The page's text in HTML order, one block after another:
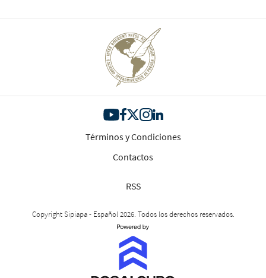
Términos y Condiciones
Contactos
RSS
Copyright Sipiapa - Español 2026. Todos los derechos reservados.